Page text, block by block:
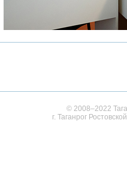
© 2008–2022
г. Таганрог